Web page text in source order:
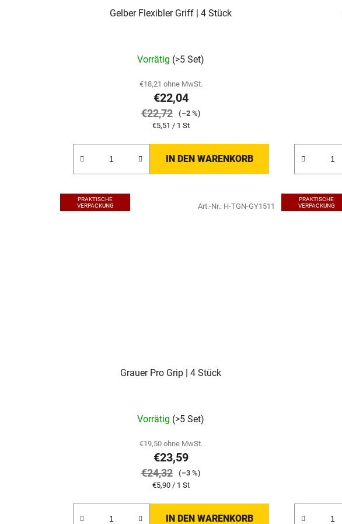
Gelber Flexibler Griff | 4 Stück
Vorrätig (>5 Set)
€18,21 ohne MwSt.
€22,04
€22,72
(–2 %)
Verkaufspreis:
€5,51 / 1 St
IN DEN WARENKORB
PRAKTISCHE
VERPACKUNG
Grauer Pro Grip | 4 Stück
Vorrätig (>5 Set)
€19,50 ohne MwSt.
€23,59
€24,32
(–3 %)
Verkaufspreis:
€5,90 / 1 St
IN DEN WARENKORB
Art.-Nr.: H-TGN-GY1511
PRAKTISCHE
VERPACKUNG